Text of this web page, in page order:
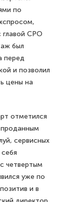
по
главой СРО
был
перед
и позволил
цены на
отметился
сервисных
четвертым
уже по
и в